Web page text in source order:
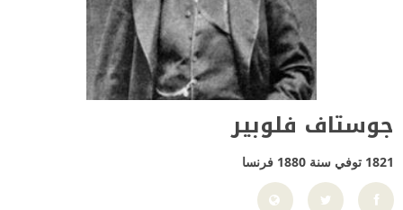
جوستاف فلوبير
1821 توفي سنة 1880 فرنسا